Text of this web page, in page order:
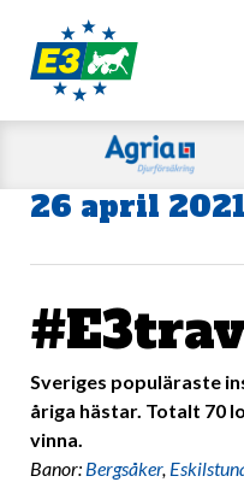
26 april
#E3trav
Sveriges populäraste
åriga hästar. Totalt 70
vinna.
Banor: Bergsåker,